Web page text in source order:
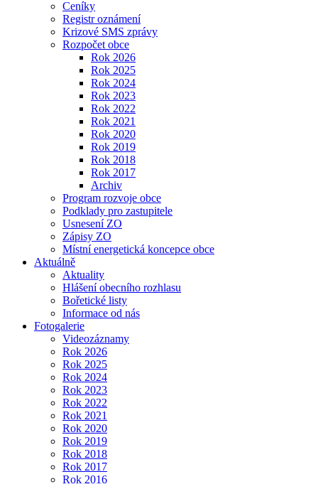
Ceníky
Registr oznámení
Krizové SMS zprávy
Rozpočet obce
Rok 2026
Rok 2025
Rok 2024
Rok 2023
Rok 2022
Rok 2021
Rok 2020
Rok 2019
Rok 2018
Rok 2017
Archiv
Program rozvoje obce
Podklady pro zastupitele
Usnesení ZO
Zápisy ZO
Místní energetická koncepce obce
Aktuálně
Aktuality
Hlášení obecního rozhlasu
Bořetické listy
Informace od nás
Fotogalerie
Videozáznamy
Rok 2026
Rok 2025
Rok 2024
Rok 2023
Rok 2022
Rok 2021
Rok 2020
Rok 2019
Rok 2018
Rok 2017
Rok 2016